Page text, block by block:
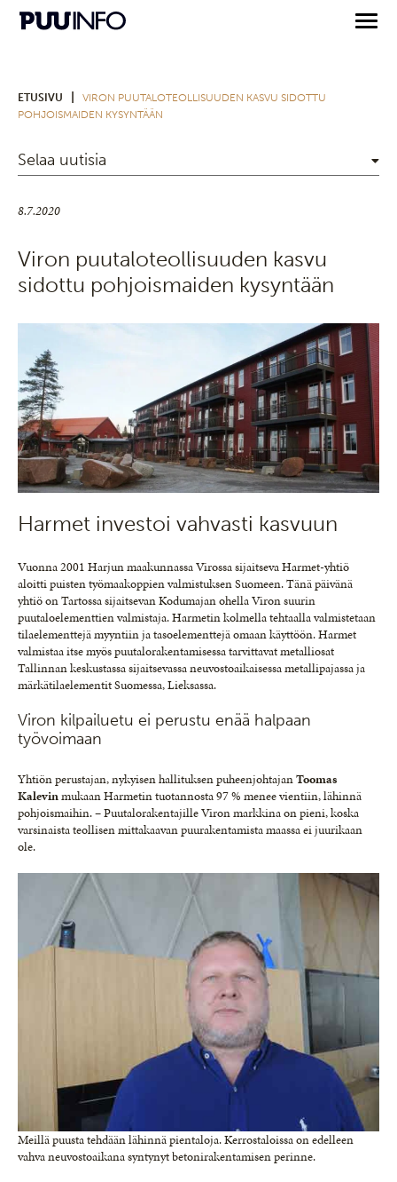
ETUSIVU
VIRON PUUTALOTEOLLISUUDEN KASVU SIDOTTU
POHJOISMAIDEN KYSYNTÄÄN
Selaa uutisia
8.7.2020
Viron puutaloteollisuuden kasvu
sidottu pohjoismaiden kysyntään
Harmet investoi vahvasti kasvuun
Vuonna 2001 Harjun maakunnassa Virossa sijaitseva Harmet-yhtiö
aloitti puisten työmaakoppien valmistuksen Suomeen. Tänä päivänä
yhtiö on Tartossa sijaitsevan Kodumajan ohella Viron suurin
puutaloelementtien valmistaja. Harmetin kolmella tehtaalla valmistetaan
tilaelementtejä myyntiin ja tasoelementtejä omaan käyttöön. Harmet
valmistaa itse myös puutalorakentamisessa tarvittavat metalliosat
Tallinnan keskustassa sijaitsevassa neuvostoaikaisessa metallipajassa ja
märkätilaelementit Suomessa, Lieksassa.
Viron kilpailuetu ei perustu enää halpaan
työvoimaan
Yhtiön perustajan, nykyisen hallituksen puheenjohtajanToomas
Kalevinmukaan Harmetin tuotannosta 97 % menee vientiin, lähinnä
pohjoismaihin. – Puutalorakentajille Viron markkina on pieni, koska
varsinaista teollisen mittakaavan puurakentamista maassa ei juurikaan
ole.
Meillä puusta tehdään lähinnä pientaloja. Kerrostaloissa on edelleen
vahva neuvostoaikana syntynyt betonirakentamisen perinne.